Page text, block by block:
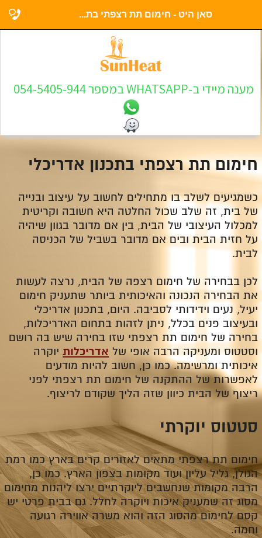
סאן היט - חימום תת רצפתי בת...
מענה מיידי ב-WHATSAPP במספר 054-5405-944
חימום תת רצפתי בתכנון אדריכלי
כשמגיעים לשלב בו מתחילים לחשוב על עיצוב ובנייה
של בית, זה שלב שכול החלטה היא חשובה וקריטית
למכלול העיצובי של הבית, בין אם מדובר בגוון שיהיה
על חזית הבית ובים אם מדובר בשביל של הכניסה
לבית.
לכן בבחירה של חימום רצפה של הבית, נרצה לעשות
את הבחירה הנכונה והאיכותית ביותר שתעניק חימום
יעיל, נעים וידידותי לסביבה. היום, בתכנון אדריכלי
ובעיצוב פנים בכלל, ניתן לזהות בתחום האדריכלות,
בחירה של חימום תת רצפתי שזו בחירה שיש בה רושם
וסטטוס ומעניקה הרבה אופי של אדריכלותיוקרה
איכותית ומרשימה. כמו כן, חשוב להיות מודעים
לאפשרות של ההתקנה של חימום תת רצפתי לפני
ריצוף של הבית כיוון שזה הליך שקודם לריצוף.
סטטוס יוקרתי
חימום תת רצפתי מתאים לאזורים קרים בארץ כמו רמת
הגולן, גליל עליון ועוד מקומות בצפון הארץ. כמו כן,
הרבה מקומות שנחשבים ליוקרתיים ירצו ליהנות מחימום
מסוג זה שמעניק איכות ויוקרה לחלל. גם בבית פרטי יש
קסם לחימום מהסוג הזה והוא משרה אווירה רגועה
וחמה.